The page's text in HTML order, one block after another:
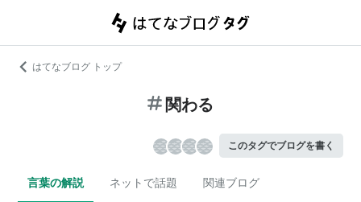
はてなブログ トップ
関わる
このタグでブログを書く
言葉の解説 ネットで話題 関連ブログ